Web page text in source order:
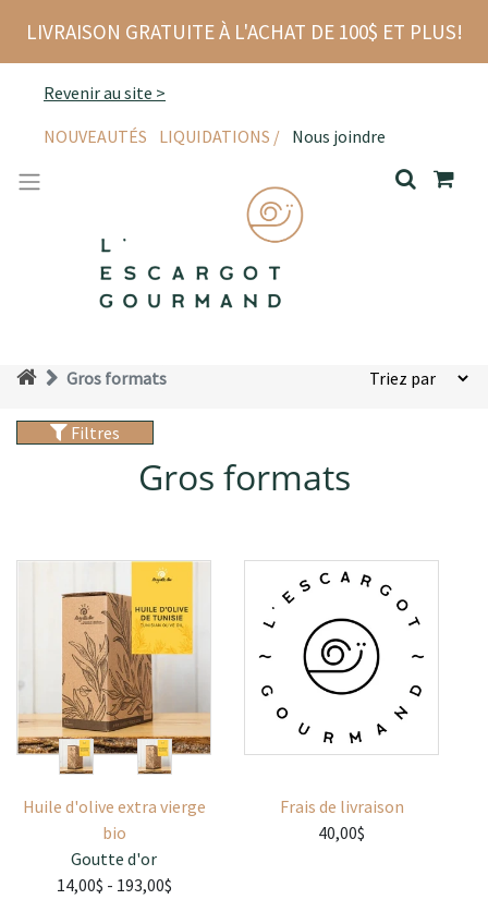
LIVRAISON GRATUITE À L'ACHAT DE 100$ ET PLUS!
Revenir au site >
NOUVEAUTÉS
LIQUIDATIONS / Nous joindre
Gros formats
Filtres
Gros formats
Huile d'olive extra vierge
bio
Goutte d'or
14,00$ - 193,00$
Frais de livraison
40,00$